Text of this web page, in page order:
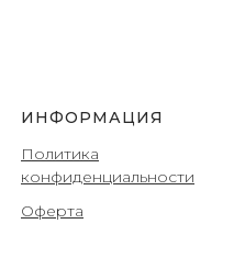
ИНФОРМАЦИЯ
Политика
конфиденциальности
Оферта